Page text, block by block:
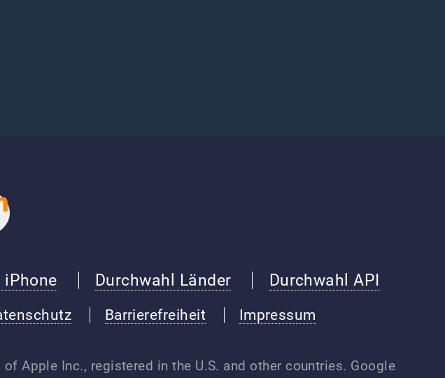
Durchwahl Länder Durchwahl API
Barrierefreiheit Impressum
Apple Inc., registered in the U.S. and other countries. Google